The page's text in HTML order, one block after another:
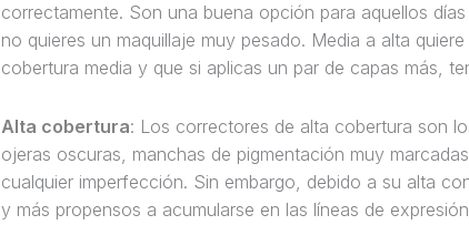
correctamente. Son una buena opción para aquellos
no quieres un maquillaje muy pesado. Media a alta
cobertura media y que si aplicas un par de capas más,
Alta cobertura: Los correctores de alta cobertura son
ojeras oscuras, manchas de pigmentación muy
cualquier imperfección. Sin embargo, debido a su alta
y más propensos a acumularse en las líneas de